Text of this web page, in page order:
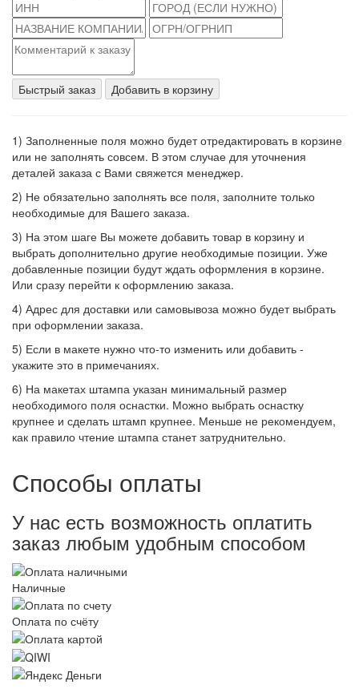
Быстрый заказ Добавить в корзину
1) Заполненные поля можно будет отредактировать в корзине
или не заполнять совсем. В этом случае для уточнения
деталей заказа с Вами свяжется менеджер.
2) Не обязательно заполнять все поля, заполните только
необходимые для Вашего заказа.
3) На этом шаге Вы можете добавить товар в корзину и
выбрать дополнительно другие необходимые позиции. Уже
добавленные позиции будут ждать оформления в корзине.
Или сразу перейти к оформлению заказа.
4) Адрес для доставки или самовывоза можно будет выбрать
при оформлении заказа.
5) Если в макете нужно что-то изменить или добавить -
укажите это в примечаниях.
6) На макетах штампа указан минимальный размер
необходимого поля оснастки. Можно выбрать оснастку
крупнее и сделать штамп крупнее. Меньше не рекомендуем,
как правило чтение штампа станет затруднительно.
Способы оплаты
У нас есть возможность оплатить
заказ любым удобным способом
Наличные
Оплата по счёту